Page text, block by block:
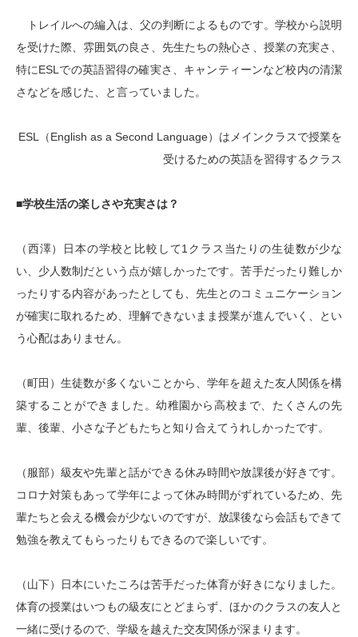
トレイルへの編入は、父の判断によるものです。学校から説明
を受けた際、雰囲気の良さ、先生たちの熱心さ、授業の充実さ、
特にESLでの英語習得の確実さ、キャンティーンなど校内の清潔
さなどを感じた、と言っていました。
ESL（English as a Second Language）はメインクラスで授業を
受けるための英語を習得するクラス
■学校生活の楽しさや充実さは？
（西澤）日本の学校と比較して1クラス当たりの生徒数が少な
い、少人数制だという点が嬉しかったです。苦手だったり難しか
ったりする内容があったとしても、先生とのコミュニケーション
が確実に取れるため、理解できないまま授業が進んでいく、とい
う心配はありません。
（町田）生徒数が多くないことから、学年を超えた友人関係を構
築することができました。幼稚園から高校まで、たくさんの先
輩、後輩、小さな子どもたちと知り合えてうれしかったです。
（服部）級友や先輩と話ができる休み時間や放課後が好きです。
コロナ対策もあって学年によって休み時間がずれているため、先
輩たちと会える機会が少ないのですが、放課後なら会話もできて
勉強を教えてもらったりもできるので楽しいです。
（山下）日本にいたころは苦手だった体育が好きになりました。
体育の授業はいつもの級友にとどまらず、ほかのクラスの友人と
一緒に受けるので、学級を越えた交友関係が深まります。